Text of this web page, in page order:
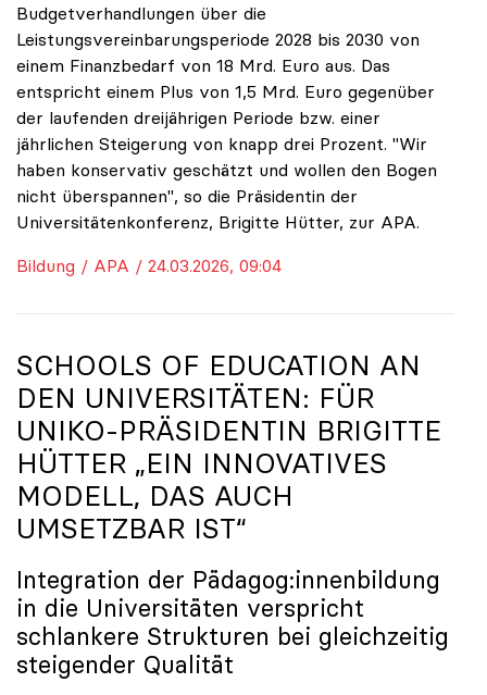
Budgetverhandlungen über die
Leistungsvereinbarungsperiode 2028 bis 2030 von
einem Finanzbedarf von 18 Mrd. Euro aus. Das
entspricht einem Plus von 1,5 Mrd. Euro gegenüber
der laufenden dreijährigen Periode bzw. einer
jährlichen Steigerung von knapp drei Prozent. "Wir
haben konservativ geschätzt und wollen den Bogen
nicht überspannen", so die Präsidentin der
Universitätenkonferenz, Brigitte Hütter, zur APA.
Bildung / APA / 24.03.2026, 09:04
SCHOOLS OF EDUCATION AN
DEN UNIVERSITÄTEN: FÜR
UNIKO-PRÄSIDENTIN BRIGITTE
HÜTTER „EIN INNOVATIVES
MODELL, DAS AUCH
UMSETZBAR IST“
Integration der Pädagog:innenbildung
in die Universitäten verspricht
schlankere Strukturen bei gleichzeitig
steigender Qualität